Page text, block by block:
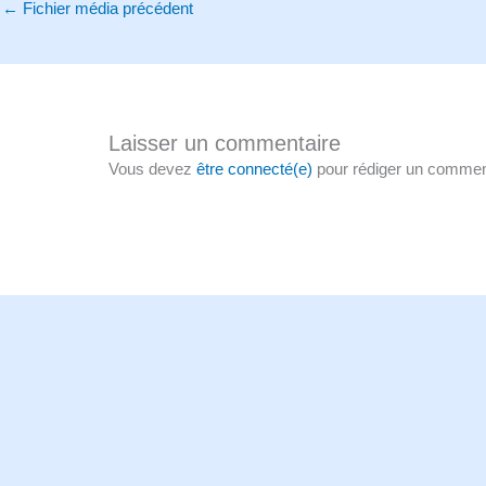
← Fichier média précédent
Laisser un commentaire
Vous devezêtre connecté(e) pour rédiger un